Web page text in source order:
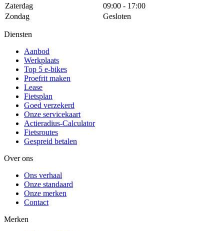
Zaterdag
09:00 - 17:00
Zondag
Gesloten
Diensten
Aanbod
Werkplaats
Top 5 e-bikes
Proefrit maken
Lease
Fietsplan
Goed verzekerd
Onze servicekaart
Actieradius-Calculator
Fietsroutes
Gespreid betalen
Over ons
Ons verhaal
Onze standaard
Onze merken
Contact
Merken